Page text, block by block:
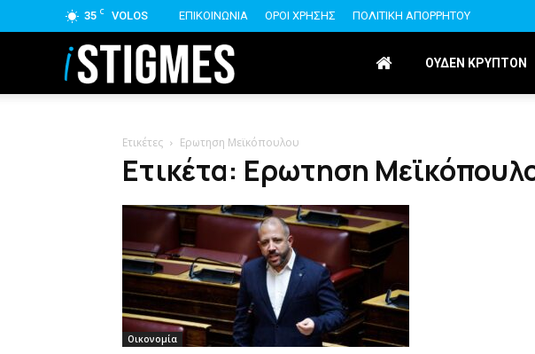
35 C VOLOS ΕΠΙΚΟΙΝΩΝΙΑ ΟΡΟΙ ΧΡΗΣΗΣ ΠΟΛΙΤΙΚΗ ΑΠΟΡΡΗΤΟΥ
istigmes ΟΥΔΕΝ ΚΡΥΠΤΟΝ
Ετικέτες Ερωτηση Μεϊκόπουλου
Ετικέτα: Ερωτηση
Οικονομία